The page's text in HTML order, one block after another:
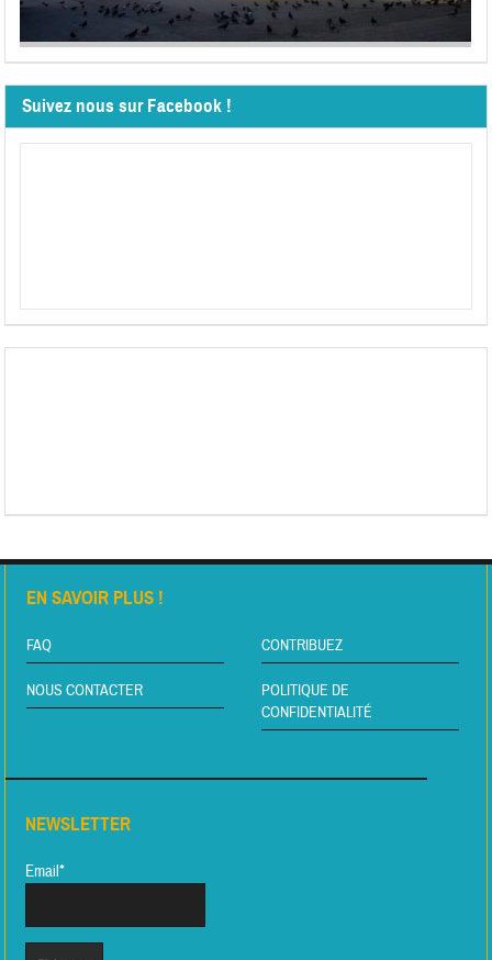
Suivez nous sur Facebook !
EN SAVOIR PLUS !
FAQ CONTRIBUEZ
NOUS CONTACTER
POLITIQUE DE
CONFIDENTIALITÉ
NEWSLETTER
Email*